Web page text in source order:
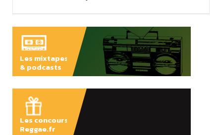
Les mixtapes
& podcasts
Les concours
Reggae.fr